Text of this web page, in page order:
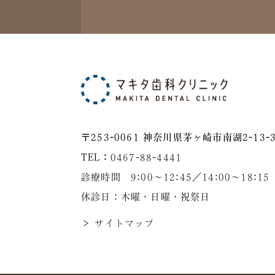
〒253-0061 神奈川県茅ヶ崎市南湖2-13-
TEL： 0467-88-4441
診療時間 9:00～12:45／14:00〜18:15
休診日：木曜・日曜・祝祭日
＞ サイトマップ